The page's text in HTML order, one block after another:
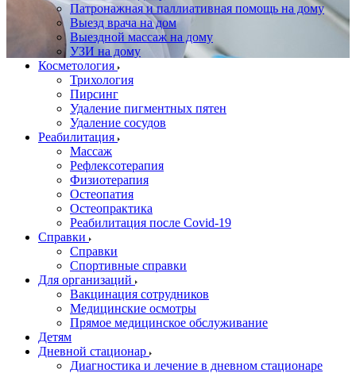
Патронажная и паллиативная помощь на дому
Выезд врача на дом
Выездной массаж на дому
УЗИ на дому
Косметология
Трихология
Пирсинг
Удаление пигментных пятен
Удаление сосудов
Реабилитация
Массаж
Рефлексотерапия
Физиотерапия
Остеопатия
Остеопрактика
Реабилитация после Covid-19
Справки
Справки
Спортивные справки
Для организаций
Вакцинация сотрудников
Медицинские осмотры
Прямое медицинское обслуживание
Детям
Дневной стационар
Диагностика и лечение в дневном стационаре